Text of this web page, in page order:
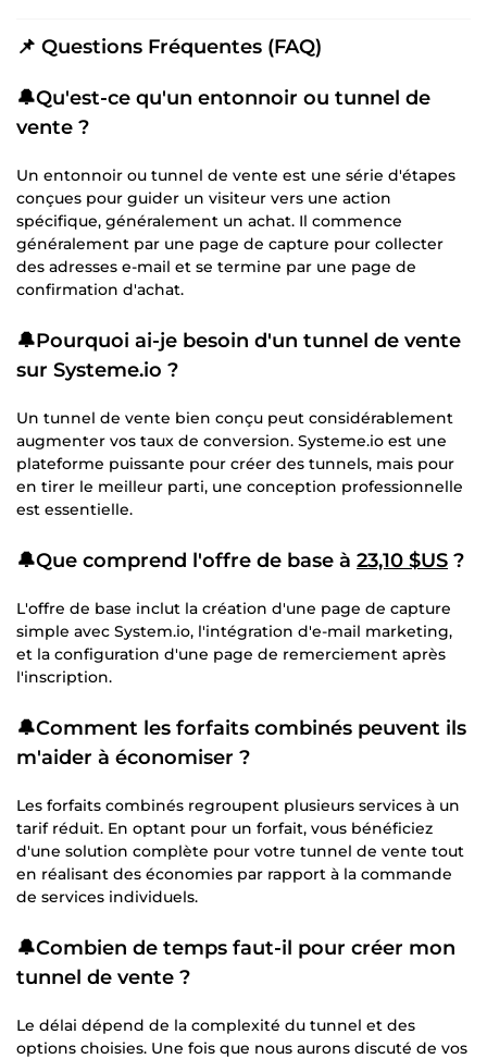
📌 Questions Fréquentes (FAQ)
🔔Qu'est-ce qu'un entonnoir ou tunnel de
vente ?
Un entonnoir ou tunnel de vente est une série d'étapes
conçues pour guider un visiteur vers une action
spécifique, généralement un achat. Il commence
généralement par une page de capture pour collecter
des adresses e-mail et se termine par une page de
confirmation d'achat.
🔔Pourquoi ai-je besoin d'un tunnel de vente
sur Systeme.io ?
Un tunnel de vente bien conçu peut considérablement
augmenter vos taux de conversion. Systeme.io est une
plateforme puissante pour créer des tunnels, mais pour
en tirer le meilleur parti, une conception professionnelle
est essentielle.
🔔Que comprend l'offre de base à 23,10 $US ?
L'offre de base inclut la création d'une page de capture
simple avec System.io, l'intégration d'e-mail marketing,
et la configuration d'une page de remerciement après
l'inscription.
🔔Comment les forfaits combinés peuvent ils
m'aider à économiser ?
Les forfaits combinés regroupent plusieurs services à un
tarif réduit. En optant pour un forfait, vous bénéficiez
d'une solution complète pour votre tunnel de vente tout
en réalisant des économies par rapport à la commande
de services individuels.
🔔Combien de temps faut-il pour créer mon
tunnel de vente ?
Le délai dépend de la complexité du tunnel et des
options choisies. Une fois que nous aurons discuté de vos